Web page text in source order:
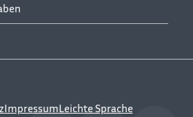
ImpressumLeichte Sprache